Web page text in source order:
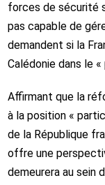
forces de sécurité
pas capable de
demandent si la
Calédonie dans le
Affirmant que la
à la position «
de la République
offre une
demeurera au sein